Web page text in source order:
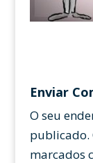
Enviar
O seu
publicado.
marcados